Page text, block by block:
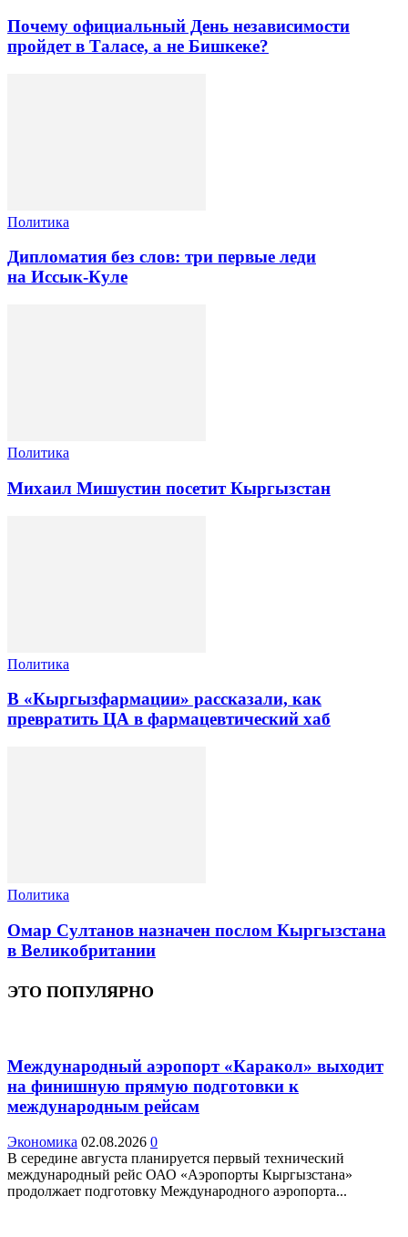
Почему официальный День независимости
пройдет в Таласе, а не Бишкеке?
Политика
Дипломатия без слов: три первые леди
на Иссык-Куле
Политика
Михаил Мишустин посетит Кыргызстан
Политика
В «Кыргызфармации» рассказали, как
превратить ЦА в фармацевтический хаб
Политика
Омар Султанов назначен послом Кыргызстана
в Великобритании
ЭТО ПОПУЛЯРНО
Международный аэропорт «Каракол» выходит
на финишную прямую подготовки к
международным рейсам
Экономика 02.08.2026 0
В середине августа планируется первый технический
международный рейс ОАО «Аэропорты Кыргызстана»
продолжает подготовку Международного аэропорта...